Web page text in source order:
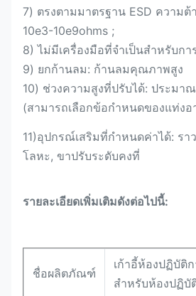
7) ตรงตามมาตรฐาน ESD ความ
10e3-10e9ohms ;
8) ไม่มีเครื่องมือที่จำเป็นสำหรับกา
9) ยกก้านลม: ก้านลมคุณภาพสูง
10) ช่วงความสูงที่ปรับได้: ประมา
(สามารถเลือกข้อกำหนดของแท่ง
11)อุปกรณ์เสริมที่กำหนดค่าได้: รา
โลหะ, ขาปรับระดับคงที่
รายละเอียดเพิ่มเติมดังต่อไปนี้:
ชื่อผลิตภัณฑ์
เก้าอี้ห้องปฏิบั
สำหรับห้องปฏิบั